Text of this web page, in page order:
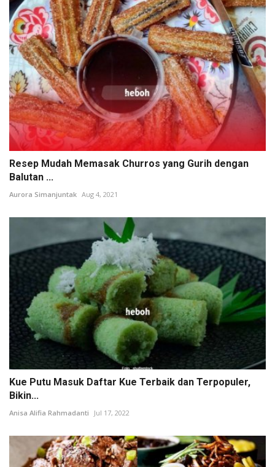
Resep Mudah Memasak Churros yang Gurih dengan
Balutan ...
Aurora Simanjuntak Aug 4, 2021
Kue Putu Masuk Daftar Kue Terbaik dan Terpopuler,
Bikin...
Anisa Alifia Rahmadanti Jul 17, 2022